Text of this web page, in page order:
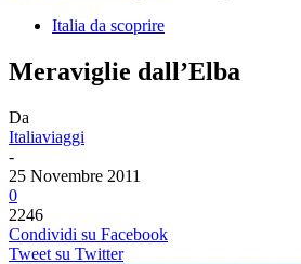
Italia da scoprire
Meraviglie dall’Elba
Da
Italiaviaggi
-
25 Novembre 2011
0
2246
Condividi su Facebook
Tweet su Twitter